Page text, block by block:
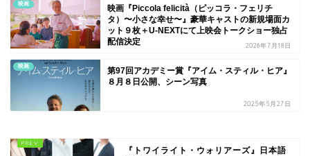
映画
映画『Piccola felicità（ピッコラ・フェリチ
タ）〜小さな幸せ〜』豪華キャストの新規場面カ
ット９枚＋U-NEXTにて上映会トークショー独占
配信決定
2026年7月18日
映画
第97回アカデミー賞『アイム・スティル・ヒア』
８月８日公開、シーン写真
2025年5月27日
『トワイライト・ウォリアーズ』日本語